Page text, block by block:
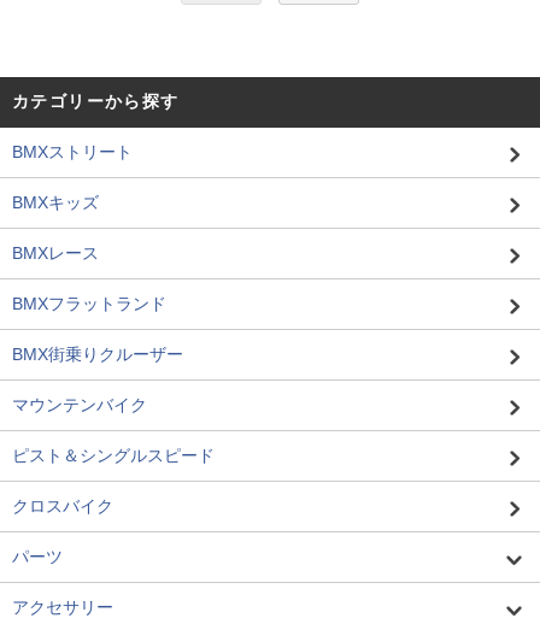
カテゴリーから探す
BMXストリート
BMXキッズ
BMXレース
BMXフラットランド
BMX街乗りクルーザー
マウンテンバイク
ピスト＆シングルスピード
クロスバイク
パーツ
アクセサリー